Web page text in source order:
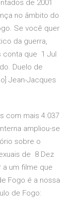
de 2001
no âmbito do
Se você quer
da guerra,
conta que 1 Jul
Duelo de
Jean-Jacques
com mais 4.037
ampliou-se
sobre o
de 8 Dez
a um filme que
Fogo é a nossa
de Fogo: